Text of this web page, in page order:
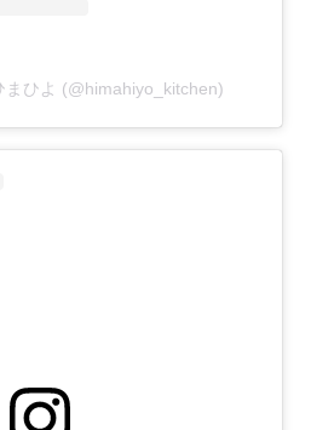
まひよ (@himahiyo_kitchen)